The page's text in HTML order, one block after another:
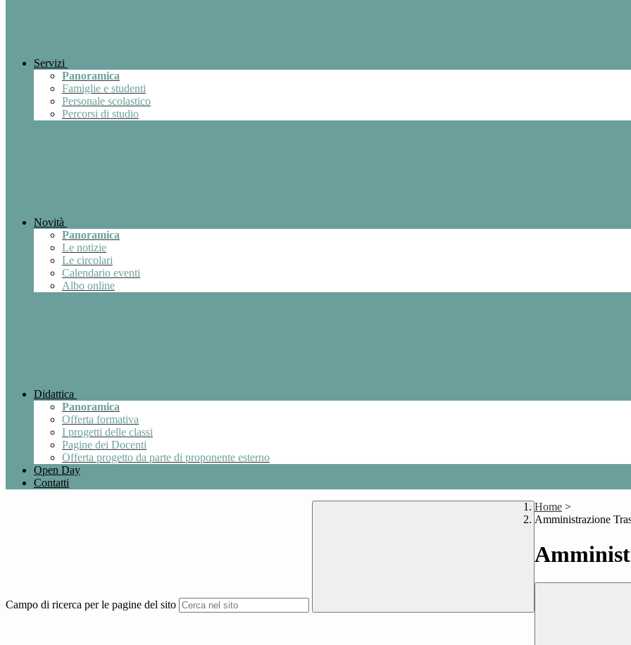
Servizi
Panoramica
Famiglie e studenti
Personale scolastico
Percorsi di studio
Novità
Panoramica
Le notizie
Le circolari
Calendario eventi
Albo online
Didattica
Panoramica
Offerta formativa
I progetti delle classi
Pagine dei Docenti
Offerta progetto da parte di proponente esterno
Open Day
Contatti
Campo di ricerca per le pagine del sito
Home >
Amministrazione